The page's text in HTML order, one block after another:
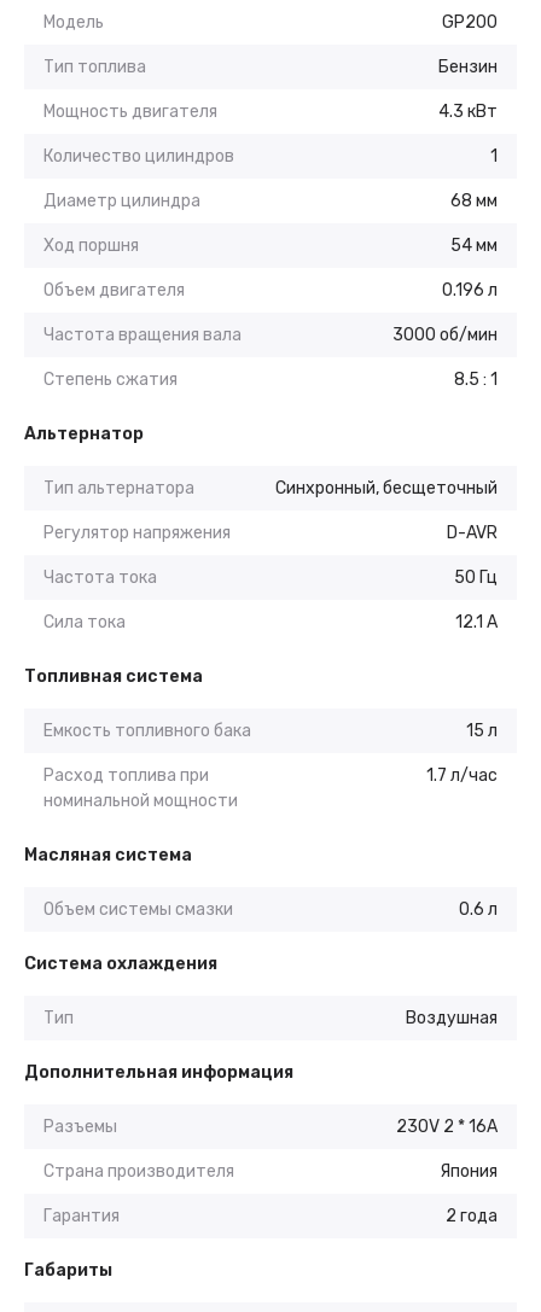
Модель GP200
Тип топлива Бензин
Мощность двигателя 4.3 кВт
Количество цилиндров 1
Диаметр цилиндра 68 мм
Ход поршня 54 мм
Объем двигателя 0.196 л
Частота вращения вала 3000 об/мин
Степень сжатия 8.5 : 1
Альтернатор
Тип альтернатора Синхронный, бесщеточный
Регулятор напряжения D-AVR
Частота тока 50 Гц
Сила тока 12.1 А
Топливная система
Емкость топливного бака 15 л
Расход топлива при
номинальной мощности
1.7 л/час
Масляная система
Объем системы смазки 0.6 л
Система охлаждения
Тип Воздушная
Дополнительная информация
Разъемы 230V 2 * 16A
Страна производителя Япония
Гарантия 2 года
Габариты